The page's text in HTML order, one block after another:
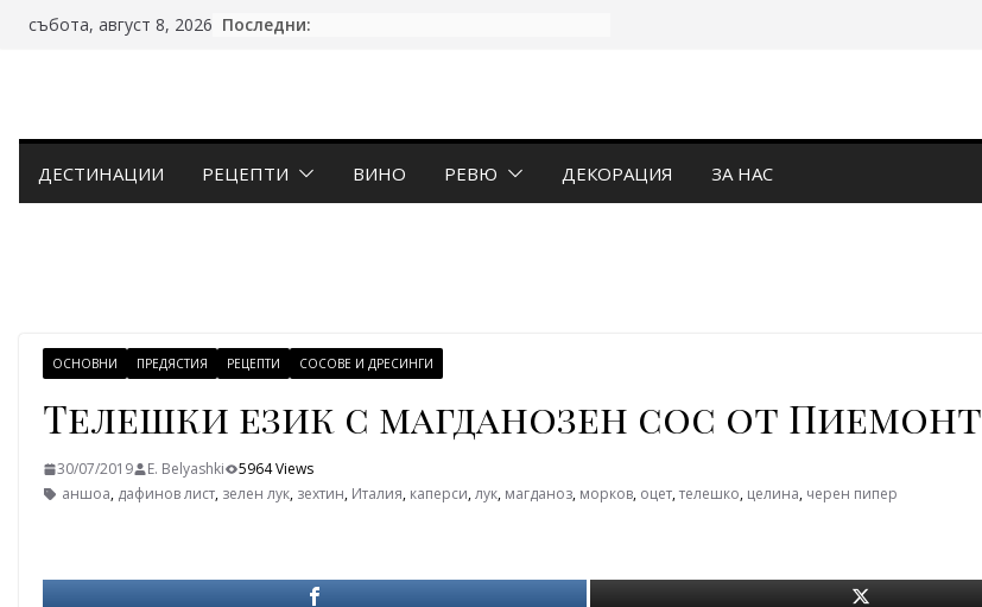
Skipсъбота, август 8, 2026 Последни:
ДЕСТИНАЦИИ РЕЦЕПТИ ВИНО РЕВЮ ДЕКОРАЦИЯ ЗА НАС
ОСНОВНИ ПРЕДЯСТИЯ РЕЦЕПТИ СОСОВЕ И ДРЕСИНГИ
Телешки език с магданозен сос от Пиемонт
30/07/2019 E. Belyashki
5964 Views
аншоа, дафинов лист, зелен лук, зехтин, Италия, каперси,лук, магданоз, морков, оцет,телешко, целина, черен пипер